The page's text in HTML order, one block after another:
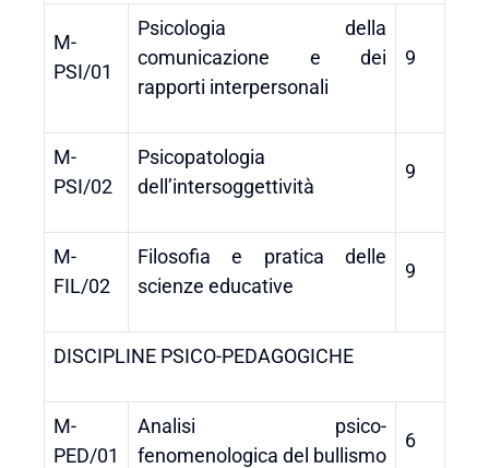
M-
PSI/01
Psicologia della
comunicazione e dei
rapporti interpersonali
9
M-
PSI/02
Psicopatologia
dell’intersoggettività
9
M-
FIL/02
Filosofia e pratica delle
scienze educative
9
DISCIPLINE PSICO-PEDAGOGICHE
M-
PED/01
Analisi psico-
fenomenologica del bullismo
6